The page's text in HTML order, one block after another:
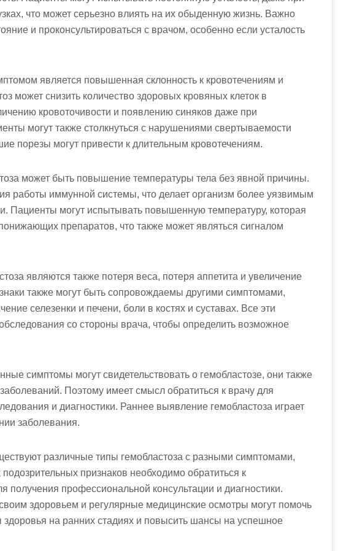
что может серьезно влиять на их обыденную жизнь. Важно
и проконсультироваться с врачом, особенно если усталость
является повышенная склонность к кровотечениям и
может снизить количество здоровых кровяных клеток в
кровоточивости и появлению синяков даже при
могут также столкнуться с нарушениями свертываемости
порезы могут привести к длительным кровотечениям.
может быть повышение температуры тела без явной причины.
работы иммунной системы, что делает организм более уязвимым
Пациенты могут испытывать повышенную температуру, которая
препаратов, что также может являться сигналом
являются также потеря веса, потеря аппетита и увеличение
также могут быть сопровождаемы другими симптомами,
селезенки и печени, боли в костях и суставах. Все эти
со стороны врача, чтобы определить возможное
симптомы могут свидетельствовать о гемобластозе, они также
Поэтому имеет смысл обратиться к врачу для
и диагностики. Раннее выявление гемобластоза играет
заболевания.
различные типы гемобластоза с разными симптомами,
признаков необходимо обратиться к
получения профессиональной консультации и диагностики.
здоровьем и регулярные медицинские осмотры могут помочь
на ранних стадиях и повысить шансы на успешное